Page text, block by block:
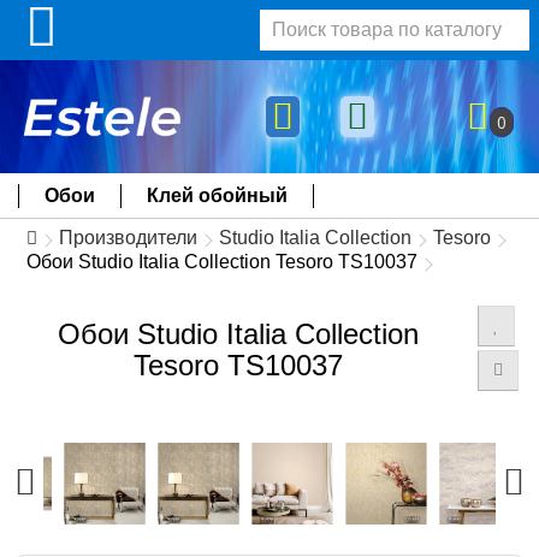
0
Обои Клей обойный
Производители Studio Italia Collection
Tesoro
Обои Studio Italia Collection Tesoro TS10037
Обои Studio Italia Collection
Tesoro TS10037